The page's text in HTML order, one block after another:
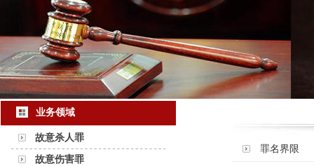
业务领域
故意杀人罪
故意伤害罪
罪名界限